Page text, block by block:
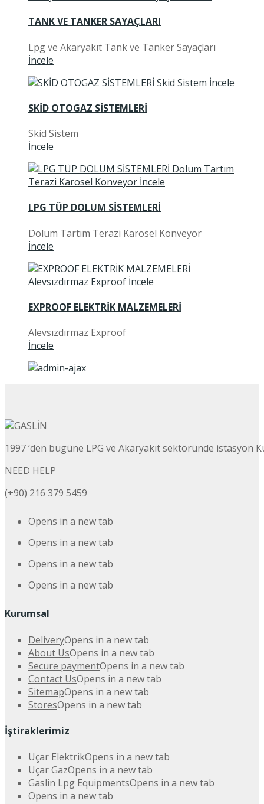
TANK VE TANKER SAYAÇLARI
Lpg ve Akaryakıt Tank ve Tanker Sayaçları
İncele
SKİD OTOGAZ SİSTEMLERİ
Skid Sistem
İncele
LPG TÜP DOLUM SİSTEMLERİ
Dolum Tartım Terazi Karosel Konveyor
İncele
EXPROOF ELEKTRİK MALZEMELERİ
Alevsızdırmaz Exproof
İncele
1997 ‘den bugüne LPG ve Akaryakıt sektöründe istasyon
NEED HELP
(+90) 216 379 5459
Opens in a new tab
Opens in a new tab
Opens in a new tab
Opens in a new tab
Kurumsal
DeliveryOpens in a new tab
About UsOpens in a new tab
Secure paymentOpens in a new tab
Contact UsOpens in a new tab
SitemapOpens in a new tab
StoresOpens in a new tab
İştiraklerimiz
Uçar ElektrikOpens in a new tab
Uçar GazOpens in a new tab
Gaslin Lpg EquipmentsOpens in a new tab
Opens in a new tab